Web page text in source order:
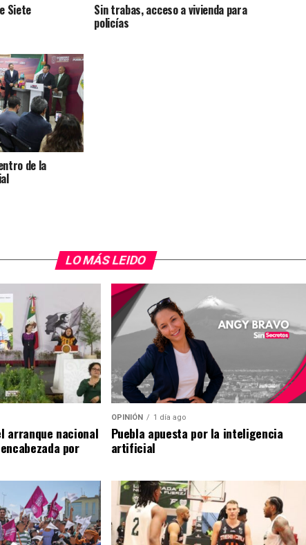
Siete Sin trabas, acceso a vivienda para
policías
de la
LO MÁS LEIDO
arranque nacional
por
OPINIÓN 1 día ago
Puebla apuesta por la inteligencia
artificial